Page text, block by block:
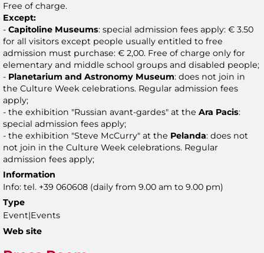
Free of charge.
Except:
- Capitoline Museums: special admission fees apply: € 3.50
for all visitors except people usually entitled to free
admission must purchase: € 2,00. Free of charge only for
elementary and middle school groups and disabled people;
- Planetarium and Astronomy Museum: does not join in
the Culture Week celebrations. Regular admission fees
apply;
- the exhibition "Russian avant-gardes" at the Ara Pacis:
special admission fees apply;
- the exhibition "Steve McCurry" at the Pelanda: does not
not join in the Culture Week celebrations. Regular
admission fees apply;
Information
Info: tel. +39 060608 (daily from 9.00 am to 9.00 pm)
Type
Event|Events
Web site